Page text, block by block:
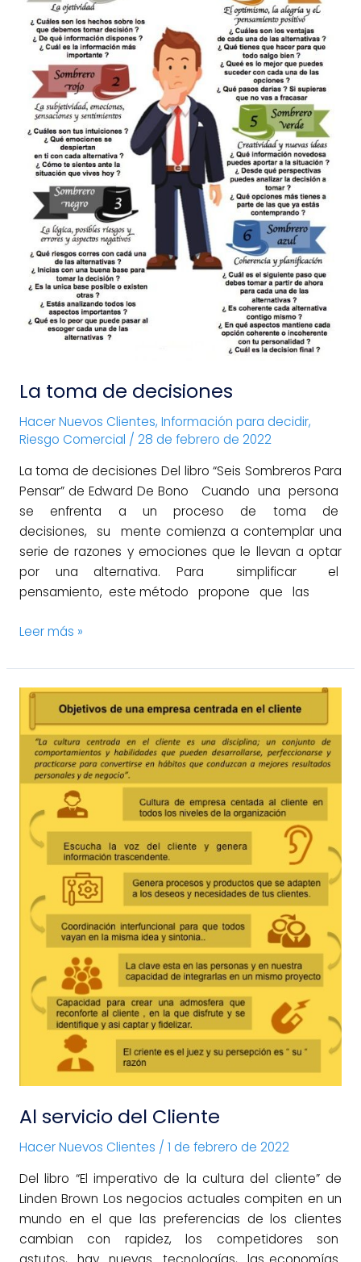
La toma de decisiones
Hacer Nuevos Clientes, Información para decidir,
Riesgo Comercial / 28 de febrero de 2022
La toma de decisiones Del libro “Seis Sombreros Para
Pensar” de Edward De Bono Cuando una persona
se enfrenta a un proceso de toma de
decisiones, su mente comienza a contemplar una
serie de razones y emociones que le llevan a optar
por una alternativa. Para simplificar el
pensamiento, este método propone que las
decisiones
Leer más »
Al servicio del Cliente
Hacer Nuevos Clientes / 1 de febrero de 2022
Del libro “El imperativo de la cultura del cliente” de
Linden Brown Los negocios actuales compiten en un
mundo en el que las preferencias de los clientes
cambian con rapidez, los competidores son
servicio
del
Cliente